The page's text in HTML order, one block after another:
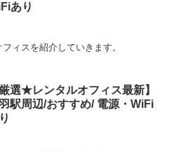
あり
ィスを紹介していきます。
厳選★レンタルオフィス最新】
駅周辺/おすすめ/ 電源・WiFi